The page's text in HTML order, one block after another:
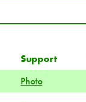
Support
Photo